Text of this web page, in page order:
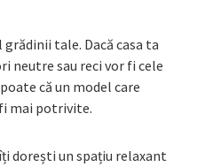
tale. Dacă casa ta
neutre sau reci vor fi cele
că un model care
mai potrivite.
dorești un spațiu relaxant